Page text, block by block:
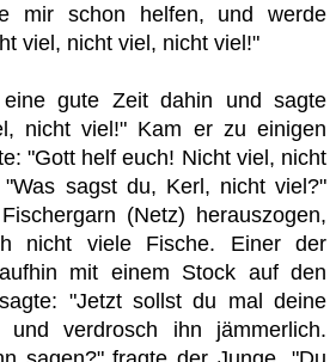
mir schon helfen, und werde
viel, nicht viel, nicht viel!"
gute Zeit dahin und sagte
nicht viel!" Kam er zu einigen
"Gott helf euch! Nicht viel, nicht
sagst du, Kerl, nicht viel?"
(Netz) herauszogen,
nicht viele Fische. Einer der
mit einem Stock auf den
"Jetzt sollst du mal deine
und verdrosch ihn jämmerlich.